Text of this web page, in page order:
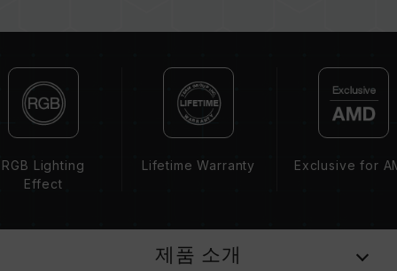
용하지 마십시오. 각 세트의 메모리는 호환성 테
리를 혼용하면 시스템이 불안정해지거나 부팅되
지 않을 수 있습니다.
CPU 메모리 컨트롤러(IMC)의 품질과 현재 사용
되는 메인보드 BIOS 버전이 메모리 동작 클럭에
메모리의 최종 작동 주파수는 시스템 BIOS 설정
기본 주파수 DDR5-4800 또는 그 이하로 실행됩
RGB Lighting
Effect
Lifetime Warranty Exclusive for
제품 소개